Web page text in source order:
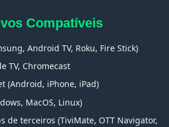
Compatíveis
Android TV, Roku, Fire Stick)
TV, Chromecast
(Android, iPhone, iPad)
MacOS, Linux)
de terceiros (TiviMate, OTT Navigator,